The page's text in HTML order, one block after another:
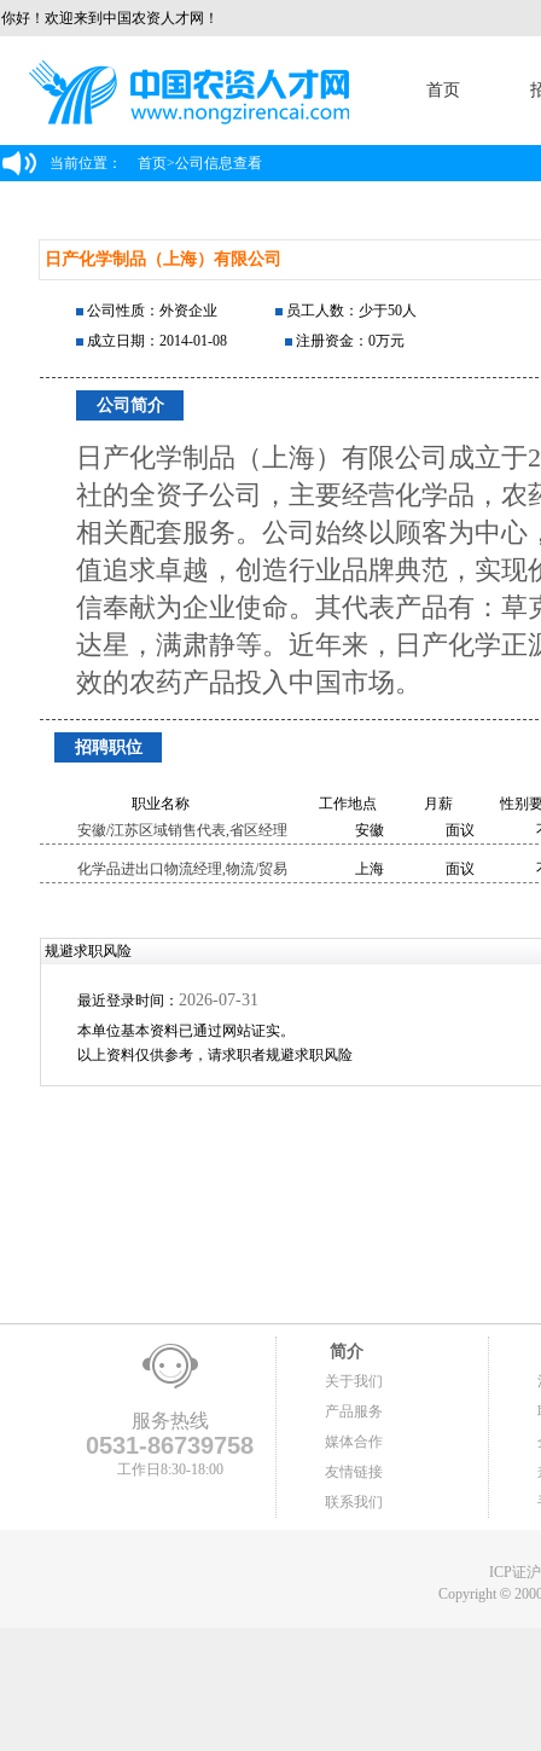
你好！欢迎来到中国农资人才网！
首页
当前位置： 首页>公司信息查看
日产化学制品（上海）有限公司
公司性质：外资企业
员工人数：少于50人
成立日期：2014-01-08
注册资金：0万元
公司简介
日产化学制品（上海）有限公司成立于
社的全资子公司，主要经营化学品，农
相关配套服务。公司始终以顾客为中心
值追求卓越，创造行业品牌典范，实现
信奉献为企业使命。其代表产品有：草
达星，满肃静等。近年来，日产化学正
效的农药产品投入中国市场。
招聘职位
职业名称 工作地点 月薪
性别
安徽/江苏区域销售代表,省区经理
安徽 面议
化学品进出口物流经理,物流/贸易 上海 面议
规避求职风险
最近登录时间： 2026-07-31
本单位基本资料已通过网站证实。
以上资料仅供参考，请求职者规避求职风险
服务热线
0531-86739758
工作日8:30-18:00
简介
关于我们
产品服务
媒体合作
友情链接
联系我们
ICP证
Copyright©